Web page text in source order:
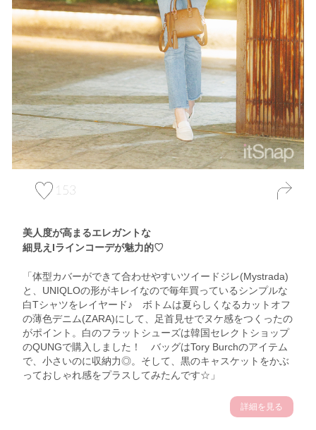
153
美人度が高まるエレガントな
細見えIラインコーデが魅力的♡
「体型カバーができて合わせやすいツイードジレ(Mystrada)
と、UNIQLOの形がキレイなので毎年買っているシンプルな
白Tシャツをレイヤード♪ ボトムは夏らしくなるカットオフ
の薄色デニム(ZARA)にして、足首見せでヌケ感をつくったの
がポイント。白のフラットシューズは韓国セレクトショップ
のQUNGで購入しました！ バッグはTory Burchのアイテム
で、小さいのに収納力◎。そして、黒のキャスケットをかぶ
っておしゃれ感をプラスしてみたんです☆」
詳細を見る